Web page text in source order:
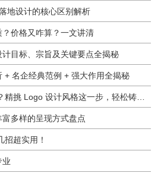
地设计的核心区别解析
价格又咋算？一文讲清
目标、宗旨及关键要点全揭秘
+ 名企经典范例 + 强大作用全揭秘
多样的呈现方式盘点
超实用！
业